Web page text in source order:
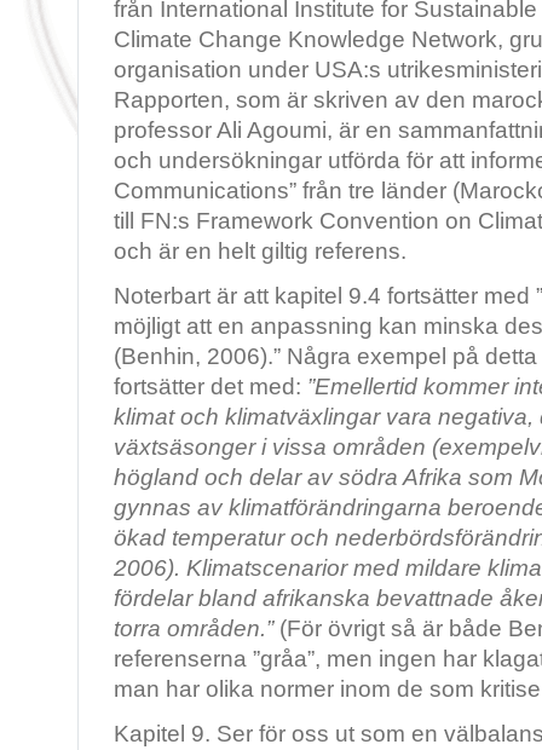
från International Institute for
Climate Change Knowledge Network,
organisation under USA:s
Rapporten, som är skriven av den
professor Ali Agoumi, är en
och undersökningar utförda för att
Communications” från tre länder
till FN:s Framework Convention on
och är en helt giltig referens.
Noterbart är att kapitel 9.4 fortsätter med
möjligt att en anpassning kan minska
(Benhin, 2006).” Några exempel på
fortsätter det med: ”Emellertid kommer
klimat och klimatväxlingar vara negativa,
växtsäsonger i vissa områden
högland och delar av södra Afrika som
gynnas av klimatförändringarna
ökad temperatur och
2006). Klimatscenarior med mildare
fördelar bland afrikanska bevattnade
torra områden.”(För övrigt så är både
referenserna ”gråa”, men ingen har
man har olika normer inom de som
Kapitel 9. Ser för oss ut som en